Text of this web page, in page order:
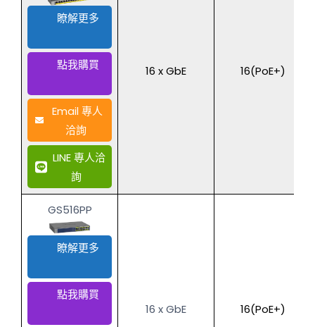
瞭解更多
點我購買
Email 專人
洽詢
LINE 專人洽
詢
16 x GbE 16(PoE+)
GS516PP
瞭解更多
點我購買
16 x GbE
16(PoE+)